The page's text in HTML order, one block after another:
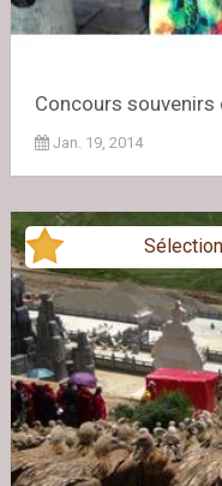
Concours souvenirs
Jan. 19, 2014